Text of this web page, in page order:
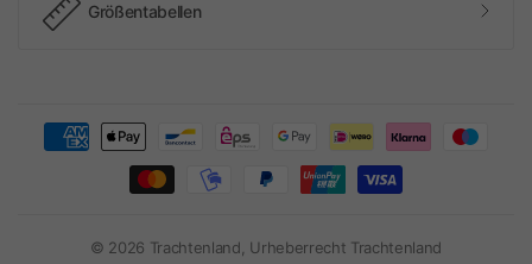
Größentabellen
© 2026 Trachtenland, Urheberrecht Trachtenland